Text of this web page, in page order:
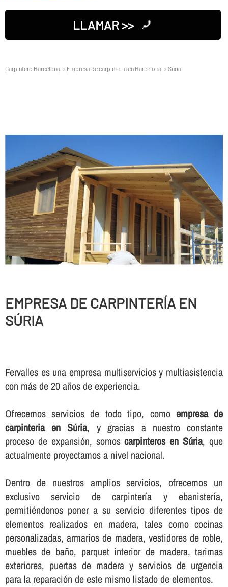
LLAMAR >>
Carpintero Barcelona Empresa de carpinteria en Barcelona Súria
EMPRESA DE CARPINTERÍ­A EN
SÚRIA
Fervalles es una empresa multiservicios y multiasistencia
con más de 20 años de experiencia.
Ofrecemos servicios de todo tipo, como empresa de
carpinteria en Súria, y gracias a nuestro constante
proceso de expansión, somoscarpinteros en Súria, que
actualmente proyectamos a nivel nacional.
Dentro de nuestros amplios servicios, ofrecemos un
exclusivo servicio de carpinterí­a y ebanisterí­a,
permitiéndonos poner a su servicio diferentes tipos de
elementos realizados en madera, tales como cocinas
personalizadas, armarios de madera, vestidores de roble,
muebles de baño, parquet interior de madera, tarimas
exteriores, puertas de madera y servicios de urgencia
para la reparación de este mismo listado de elementos.